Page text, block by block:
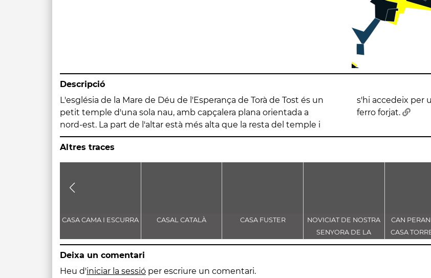
Descripció
L'església de la Mare de Déu de l'Esperança de Torà de Tost és un
petit temple d'una sola nau, amb capçalera plana orientada a
nord-est. La part de l'altar està més alta que la resta del temple i
s'hi accedeix per uns graons i està separada per una barana de
ferro forjat.
Altres traces
CASA CAMA I ESCURRA CASAL CATALÀ CASA FUSTER
NOVICIAT DE NOSTRA
SENYORA DE LA
CONSOLACIÓ
CAN
CASA
Deixa un comentari
Heu d'iniciar la sessió per escriure un comentari.